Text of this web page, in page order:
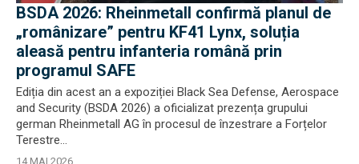
BSDA 2026: Rheinmetall confirmă planul de
„românizare” pentru KF41 Lynx, soluția
aleasă pentru infanteria română prin
programul SAFE
Ediția din acest an a expoziției Black Sea Defense, Aerospace
and Security (BSDA 2026) a oficializat prezența grupului
german Rheinmetall AG în procesul de înzestrare a Forțelor
Terestre...
14 MAI 2026